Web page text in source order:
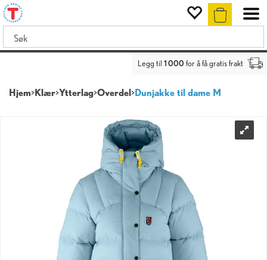
Legg til 1 000 for å få gratis frakt
Hjem>Klær>Ytterlag>Overdel>Dunjakke til dame M